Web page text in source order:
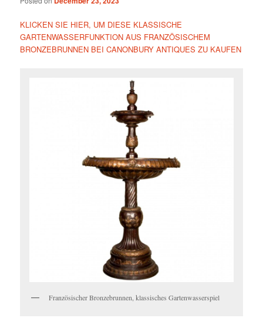
KLICKEN SIE HIER, UM DIESE KLASSISCHE
GARTENWASSERFUNKTION AUS FRANZÖSISCHEM
BRONZEBRUNNEN BEI CANONBURY ANTIQUES ZU KAUFEN
Französischer Bronzebrunnen, klassisches Gartenwasserspiel